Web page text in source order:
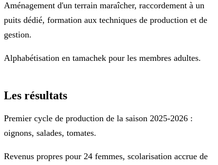
Aménagement d'un terrain maraîcher, raccordement à un
puits dédié, formation aux techniques de production et de
gestion.
Alphabétisation en tamachek pour les membres adultes.
Les résultats
Premier cycle de production de la saison 2025-2026 :
oignons, salades, tomates.
Revenus propres pour 24 femmes, scolarisation accrue de